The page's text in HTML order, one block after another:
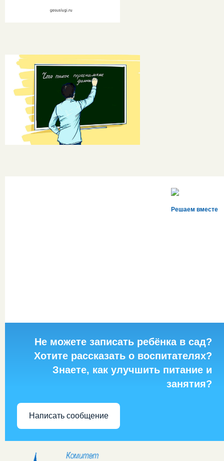
Решаем вместе
Не можете записать ребёнка в сад?
Хотите рассказать о воспитателях?
Знаете, как улучшить питание и
занятия?
Написать сообщение